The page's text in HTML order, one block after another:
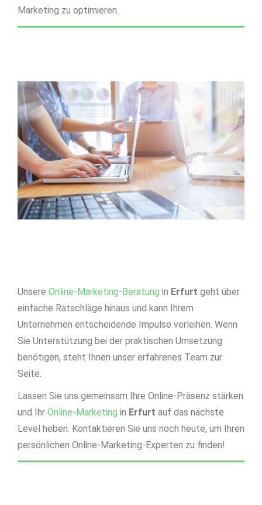
Marketing zu optimieren.
Unsere Online-Marketing-Beratung in Erfurt geht über
einfache Ratschläge hinaus und kann Ihrem
Unternehmen entscheidende Impulse verleihen. Wenn
Sie Unterstützung bei der praktischen Umsetzung
benötigen, steht Ihnen unser erfahrenes Team zur
Seite.
Lassen Sie uns gemeinsam Ihre Online-Präsenz stärken
und Ihr Online-Marketing in Erfurt auf das nächste
Level heben. Kontaktieren Sie uns noch heute, um Ihren
persönlichen Online-Marketing-Experten zu finden!